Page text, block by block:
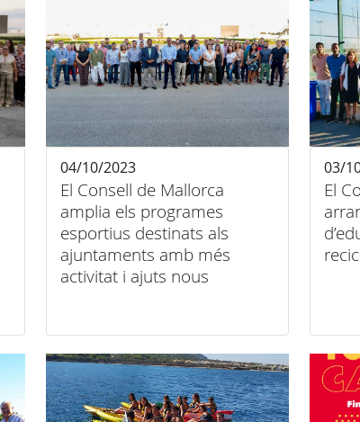
El Consell de Mallorca
amplia els programes
esportius destinats als
ajuntaments amb més
activitat i ajuts nous
04/10/2023
El
03/